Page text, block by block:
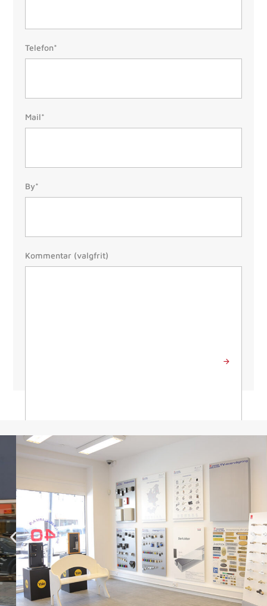
Telefon:
(Påkrævet)
Telefon*
Mail:
(Påkrævet)
Mail*
By/Postnr.
By*
Besked
Kommentar (valgfrit)